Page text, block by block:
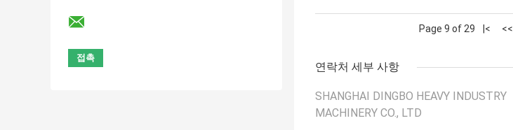
Page 9 of 29 |< <<
연락처 세부 사항
SHANGHAI DINGBO HEAVY INDUSTRY
MACHINERY CO., LTD